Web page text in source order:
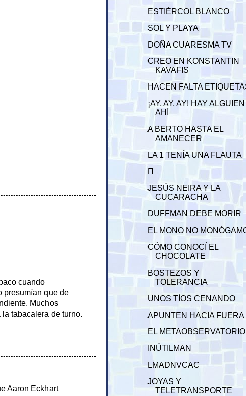
cuando
presumían que de
Muchos
tabacalera de turno.
Aaron Eckhart
ESTIÉRCOL BLANCO
SOL Y PLAYA
DOÑA CUARESMA TV
CREO EN KONSTANTIN
KAVAFIS
HACEN FALTA
¡AY, AY, AY! HAY ALGUIEN
AHÍ
A BERTO HASTA EL
AMANECER
LA 1 TENÍA UNA FLAUTA
Π
JESÚS NEIRA Y LA
CUCARACHA
DUFFMAN DEBE MORIR
EL MONO NO
CÓMO CONOCÍ EL
CHOCOLATE
BOSTEZOS Y
TOLERANCIA
UNOS TÍOS CENANDO
APUNTEN HACIA FUERA
EL METAOBSERVATORIO
INÚTILMAN
LMADNVCAC
JOYAS Y
TELETRANSPORTE